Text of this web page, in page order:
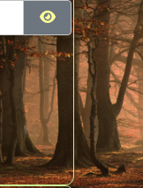
Afficher le